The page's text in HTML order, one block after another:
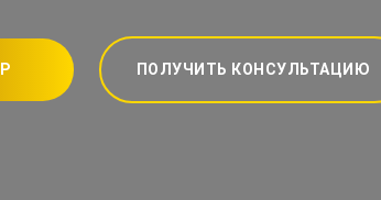
ПОЛУЧИТЬ КОНСУЛЬТАЦИЮ